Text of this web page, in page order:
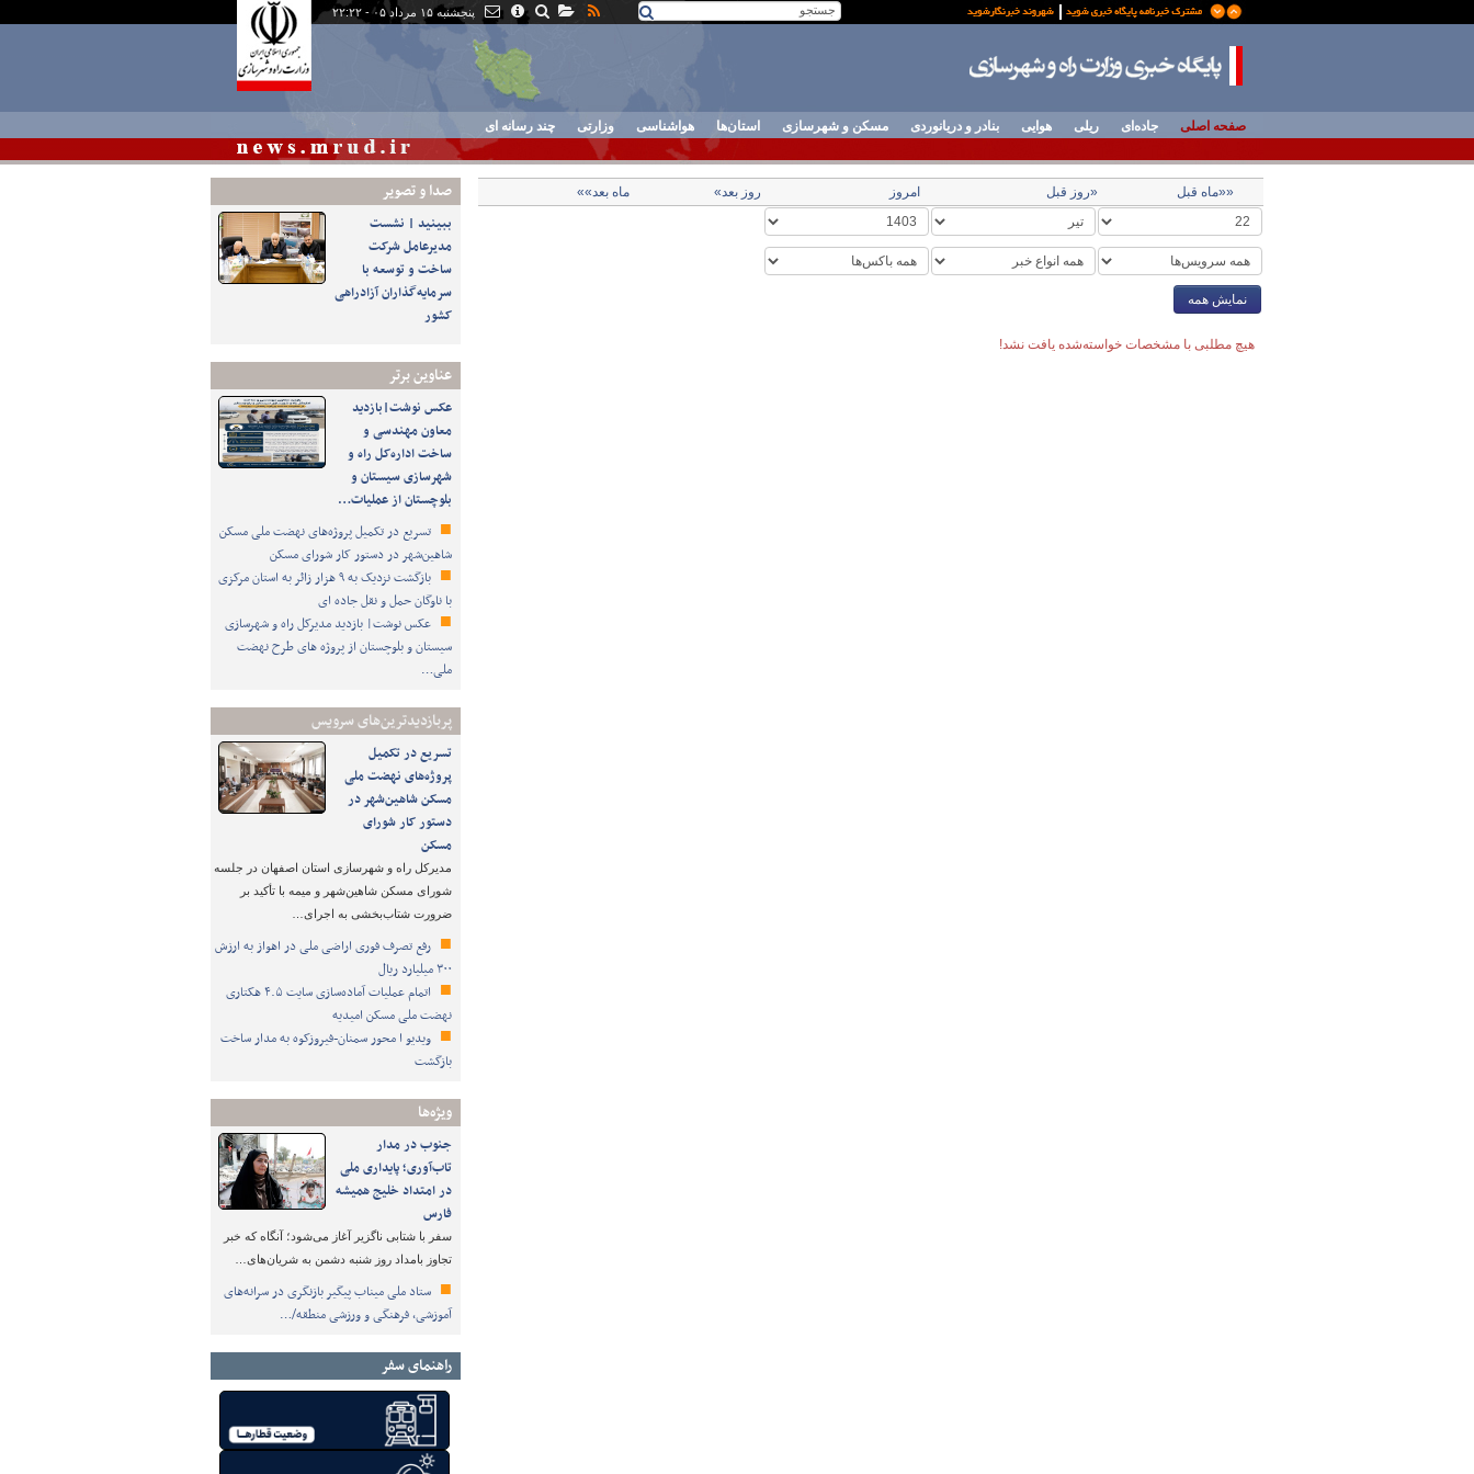
پنجشنبه ۱۵ مرداد ۰۵ - ۲۲:۲۲
صفحه اصلی جاده‌ای ریلی هوایی بنادر و دریانوردی مسکن و شهرسازی استان‌ها هواشناسی وزارتی چند رسانه ای
صدا و تصوير
ببینید | نشست
مدیرعامل شرکت
ساخت و توسعه با
سرمایه‌گذاران آزادراهی
کشور
عناوین برتر
عکس نوشت|بازدید
معاون مهندسی و
ساخت اداره‌کل راه و
شهرسازی سیستان و
بلوچستان از عملیات…
تسریع در تکمیل پروژه‌های نهضت ملی مسکن
شاهین‌شهر در دستور کار شورای مسکن
بازگشت نزدیک به ۹ هزار زائر به استان مرکزی
با ناوگان حمل و نقل جاده ای
عکس نوشت| بازدید مدیرکل راه و شهرسازی
سیستان و بلوچستان از پروژه های طرح نهضت
ملی…
پربازدیدترین‌های سرویس
تسریع در تکمیل
پروژه‌های نهضت ملی
مسکن شاهین‌شهر در
دستور کار شورای
مسکن
مدیرکل راه و شهرسازی استان اصفهان در جلسه
شورای مسکن شاهین‌شهر و میمه با تأکید بر
ضرورت شتاب‌بخشی به اجرای…
رفع تصرف فوری اراضی ملی در اهواز به ارزش
۳۰۰ میلیارد ریال
اتمام عملیات آماده‌سازی سایت ۴.۵ هکتاری
نهضت ملی مسکن امیدیه
ویدیو ا محور سمنان-فیروزکوه به مدار ساخت
بازگشت
ویژه‌ها
جنوب در مدار
تاب‌آوری؛ پایداری ملی
در امتداد خلیج همیشه
فارس
سفر با شتابی ناگزیر آغاز می‌شود؛ آنگاه که خبر
تجاوز بامداد روز شنبه دشمن به شریان‌های…
ستاد ملی میناب پیگیر بازنگری در سرانه‌های
آموزشی، فرهنگی و ورزشی منطقه/…
راهنمای سفر
««ماه قبل «روز قبل امروز روز بعد» ماه بعد»»
نمایش همه
هیچ مطلبی با مشخصات خواسته‌شده یافت نشد!